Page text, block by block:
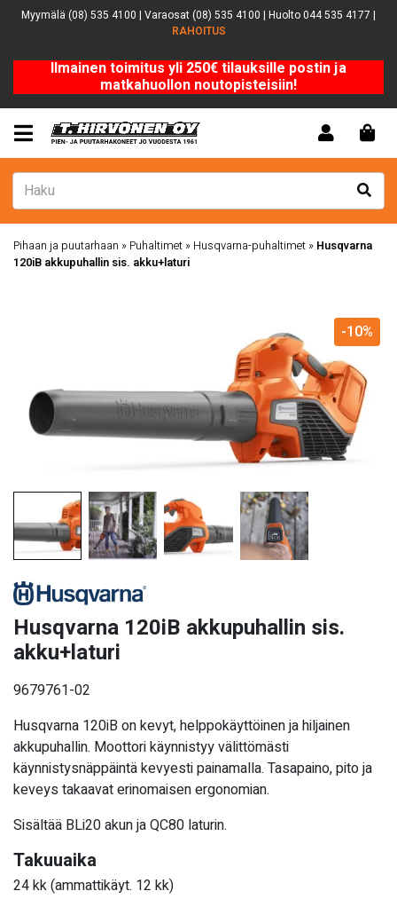
Myymälä (08) 535 4100 | Varaosat (08) 535 4100 | Huolto 044 535 4177 |
RAHOITUS
Ilmainen toimitus yli 250€ tilauksille postin ja
matkahuollon noutopisteisiin!
Pihaan ja puutarhaan » Puhaltimet » Husqvarna-puhaltimet » Husqvarna
120iB akkupuhallin sis. akku+laturi
-10%
Husqvarna 120iB akkupuhallin sis.
akku+laturi
9679761-02
Husqvarna 120iB on kevyt, helppokäyttöinen ja hiljainen
akkupuhallin. Moottori käynnistyy välittömästi
käynnistysnäppäintä kevyesti painamalla. Tasapaino, pito ja
keveys takaavat erinomaisen ergonomian.
Sisältää BLi20 akun ja QC80 laturin.
Takuuaika
24 kk (ammattikäyt. 12 kk)